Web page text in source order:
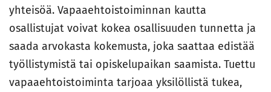
yhteisöä. Vapaaehtoistoiminnan kautta
osallistujat voivat kokea osallisuuden tunnetta ja
saada arvokasta kokemusta, joka saattaa edistää
työllistymistä tai opiskelupaikan saamista. Tuettu
vapaaehtoistoiminta tarjoaa yksilöllistä tukea,